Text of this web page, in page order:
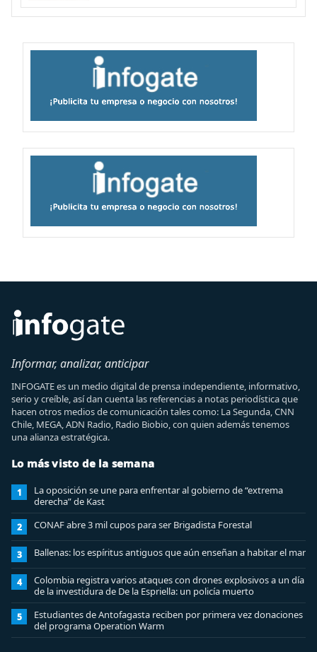
Informar, analizar, anticipar
INFOGATE es un medio digital de prensa independiente, informativo,
serio y creíble, así dan cuenta las referencias a notas periodística que
hacen otros medios de comunicación tales como: La Segunda, CNN
Chile, MEGA, ADN Radio, Radio Biobio, con quien además tenemos
una alianza estratégica.
Lo más visto de la semana
1
La oposición se une para enfrentar al gobierno de “extrema
derecha” de Kast
2 CONAF abre 3 mil cupos para ser Brigadista Forestal
3 Ballenas: los espíritus antiguos que aún enseñan a habitar el mar
4
Colombia registra varios ataques con drones explosivos a un día
de la investidura de De la Espriella: un policía muerto
5
Estudiantes de Antofagasta reciben por primera vez donaciones
del programa Operation Warm